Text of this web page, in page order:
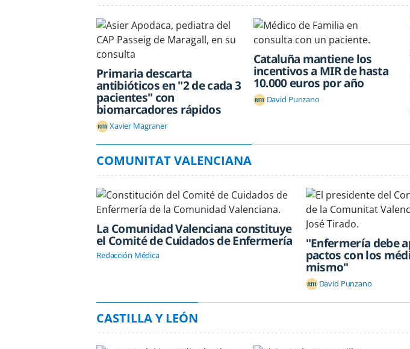
Primaria descarta
antibióticos en "2 de cada 3
pacientes" con
biomarcadores rápidos
Xavier Magraner
Cataluña mantiene los
incentivos a MIR de hasta
10.000 euros por año
David Punzano
COMUNITAT VALENCIANA
La Comunidad Valenciana constituye
el Comité de Cuidados de Enfermería
Redacción Médica
"Enfermería debe
pactos con los
mismo"
David Punzano
CASTILLA Y LEÓN